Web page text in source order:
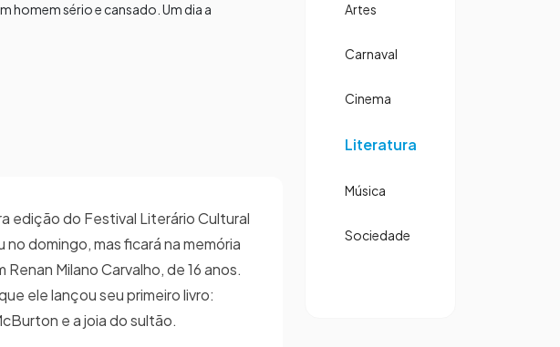
homem sério e cansado. Um dia a
edição do Festival Literário Cultural
no domingo, mas ficará na memória
Renan Milano Carvalho, de 16 anos.
ele lançou seu primeiro livro:
e a joia do sultão.
Artes
Carnaval
Cinema
Literatura
Música
Sociedade